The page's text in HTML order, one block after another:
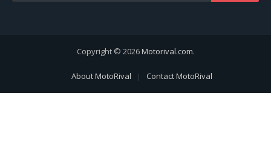
Copyright © 2026Motorival.com.
About MotoRival Contact MotoRival